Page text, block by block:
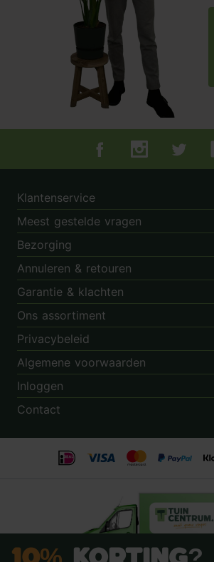
Tuincentrum.nl op
Tuincentrum.nl
Klantenservice
Meest gestelde vragen
Bezorging
Annuleren & retouren
Garantie & klachten
Ons assortiment
Privacybeleid
Algemene voorwaarden
Inloggen
Contact